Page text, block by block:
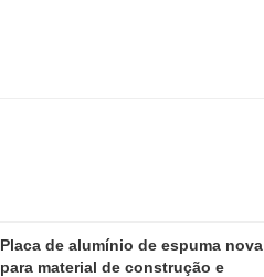
Placa de alumínio de espuma nova
para material de construção e